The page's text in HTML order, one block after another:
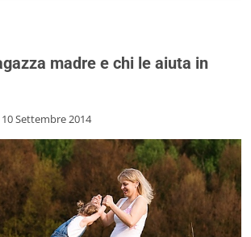
madre e chi le aiuta in
10 Settembre 2014